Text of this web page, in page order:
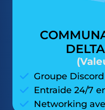
Groupe
Entraide 24/7
Networking